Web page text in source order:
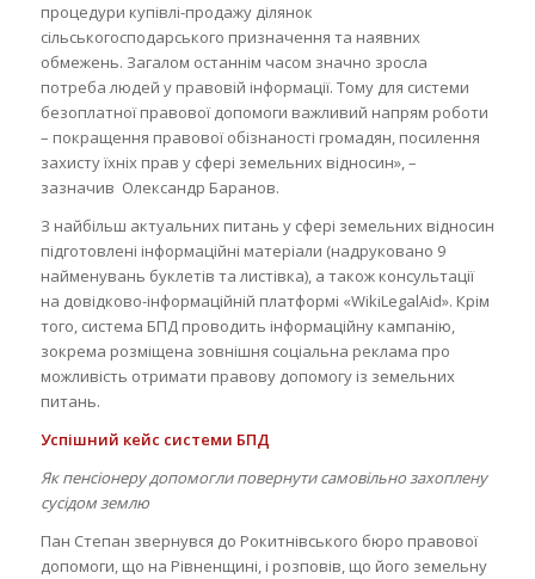
процедури купівлі-продажу ділянок
сільськогосподарського призначення та наявних
обмежень. Загалом останнім часом значно зросла
потреба людей у правовій інформації. Тому для системи
безоплатної правової допомоги важливий напрям роботи
– покращення правової обізнаності громадян, посилення
захисту їхніх прав у сфері земельних відносин», –
зазначив Олександр Баранов.
З найбільш актуальних питань у сфері земельних відносин
підготовлені інформаційні матеріали (надруковано 9
найменувань буклетів та листівка), а також консультації
на довідково-інформаційній платформі «WikiLegalAid». Крім
того, система БПД проводить інформаційну кампанію,
зокрема розміщена зовнішня соціальна реклама про
можливість отримати правову допомогу із земельних
питань.
Успішний кейс системи БПД
Як пенсіонеру допомогли повернути самовільно захоплену
сусідом землю
Пан Степан звернувся до Рокитнівського бюро правової
допомоги, що на Рівненщині, і розповів, що його земельну